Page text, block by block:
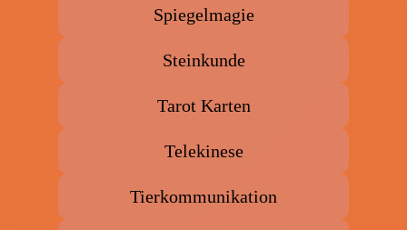
Spiegelmagie
Steinkunde
Tarot Karten
Telekinese
Tierkommunikation